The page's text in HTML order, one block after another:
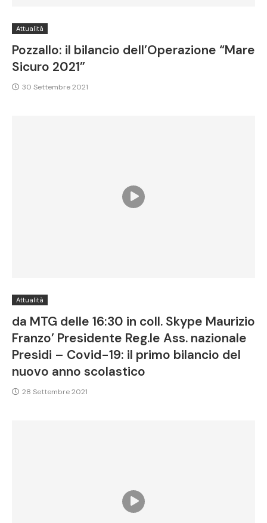
Attualità
Pozzallo: il bilancio dell’Operazione “Mare
Sicuro 2021”
30 Settembre 2021
Attualità
da MTG delle 16:30 in coll. Skype Maurizio
Franzo’ Presidente Reg.le Ass. nazionale
Presidi – Covid-19: il primo bilancio del
nuovo anno scolastico
28 Settembre 2021